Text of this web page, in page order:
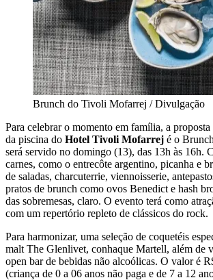
Brunch do Tivoli Mofarrej / Divulgação
Para celebrar o momento em família, a proposta
da piscina do Hotel Tivoli Mofarrej é o
será servido no domingo (13), das 13h às 16h.
carnes, como o entrecôte argentino, picanha e
de saladas, charcuterrie, viennoisserie,
pratos de brunch como ovos Benedict e hash
das sobremesas, claro. O evento terá como
com um repertório repleto de clássicos do rock.
Para harmonizar, uma seleção de coquetéis
malt The Glenlivet, conhaque Martell, além de
open bar de bebidas não alcoólicas. O valor é
(criança de 0 a 06 anos não paga e de 7 a 12